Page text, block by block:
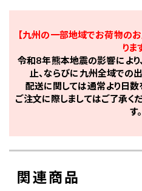
【九州の一部地域でお荷物の
りま
令和8年熊本地震の影響によ
止、ならびに九州全域での
配送に関しては通常より日数
ご注文に際しましてはご了承く
す。
関連商品